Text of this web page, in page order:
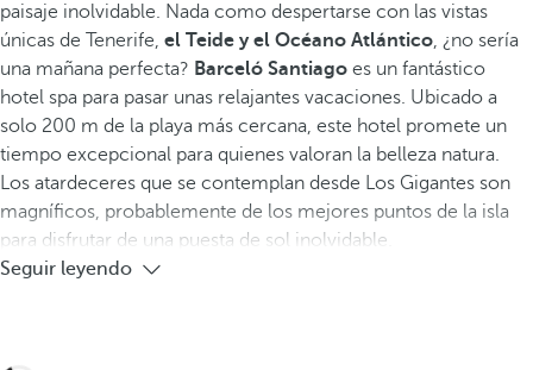
paisaje inolvidable. Nada como despertarse con las vistas
únicas de Tenerife, el Teide y el Océano Atlántico, ¿no sería
una mañana perfecta? Barceló Santiago es un fantástico
hotel spa para pasar unas relajantes vacaciones. Ubicado a
solo 200 m de la playa más cercana, este hotel promete un
tiempo excepcional para quienes valoran la belleza natura.
Los atardeceres que se contemplan desde Los Gigantes son
magníficos, probablemente de los mejores puntos de la isla
para disfrutar de una puesta de sol inolvidable.
Seguir leyendo